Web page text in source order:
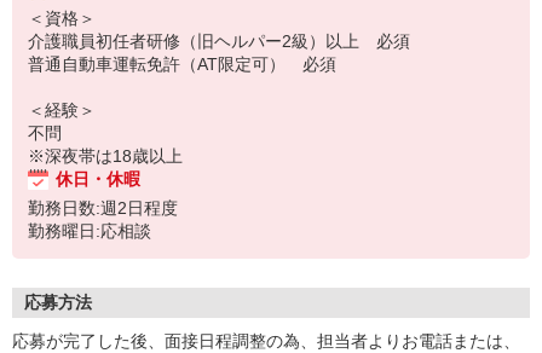
＜資格＞
介護職員初任者研修（旧ヘルパー2級）以上 必須
普通自動車運転免許（AT限定可） 必須
＜経験＞
不問
※深夜帯は18歳以上
休日・休暇
勤務日数:週2日程度
勤務曜日:応相談
応募方法
応募が完了した後、面接日程調整の為、担当者よりお電話または、